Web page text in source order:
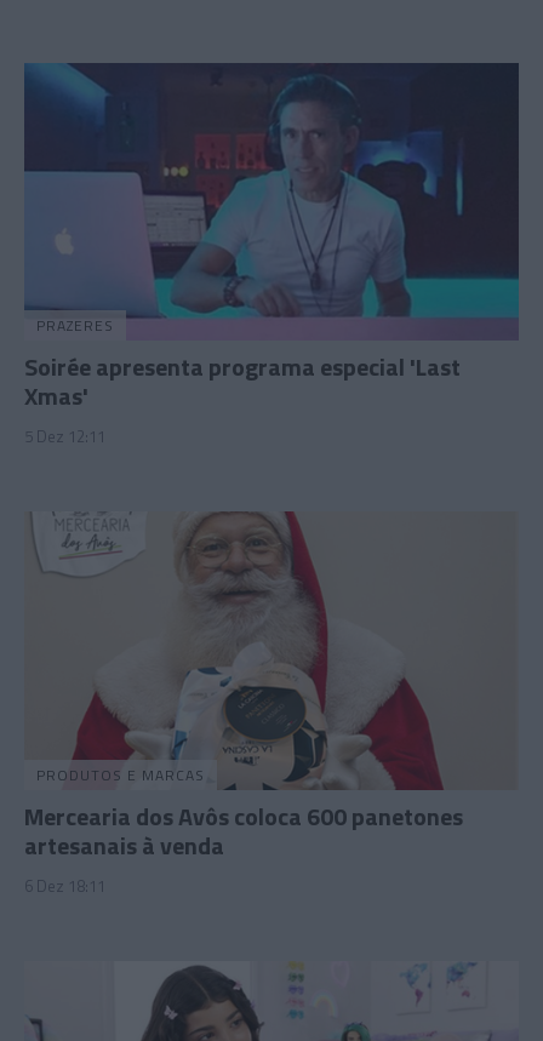
PRAZERES
Soirée apresenta programa especial 'Last
Xmas'
5 Dez 12:11
PRODUTOS E MARCAS
Mercearia dos Avôs coloca 600 panetones
artesanais à venda
6 Dez 18:11